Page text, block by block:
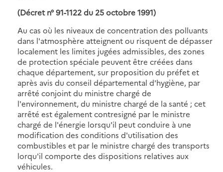
(Décret n° 91-1122 du 25 octobre 1991)
Au cas où les niveaux de concentration des polluants
dans l'atmosphère atteignent ou risquent de dépasser
localement les limites jugées admissibles, des zones
de protection spéciale peuvent être créées dans
chaque département, sur proposition du préfet et
après avis du conseil départemental d'hygiène, par
arrêté conjoint du ministre chargé de
l'environnement, du ministre chargé de la santé ; cet
arrêté est également contresigné par le ministre
chargé de l'énergie lorsqu'il peut conduire à une
modification des conditions d'utilisation des
combustibles et par le ministre chargé des transports
lorqu'il comporte des dispositions relatives aux
véhicules.